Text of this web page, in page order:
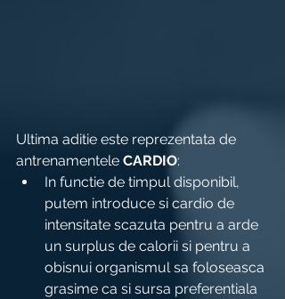
Ultima aditie este reprezentata de
antrenamentele CARDIO:
In functie de timpul disponibil,
putem introduce si cardio de
intensitate scazuta pentru a arde
un surplus de calorii si pentru a
obisnui organismul sa foloseasca
grasime ca si sursa preferentiala